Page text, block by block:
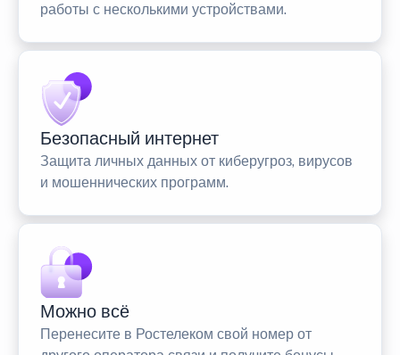
работы с несколькими устройствами.
Безопасный интернет
Защита личных данных от киберугроз, вирусов
и мошеннических программ.
Можно всё
Перенесите в Ростелеком свой номер от